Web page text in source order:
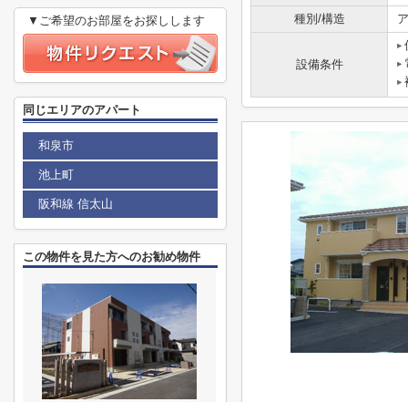
種別/構造
設備条件
▼ご希望のお部屋をお探しします
同じエリアのアパート
和泉市
池上町
阪和線 信太山
この物件を見た方へのお勧め物件